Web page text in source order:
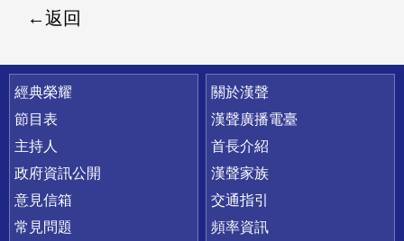
返回
快速連結
經典榮耀
節目表
主持人
政府資訊公開
意見信箱
常見問題
關於漢聲
漢聲廣播電臺
首長介紹
漢聲家族
交通指引
頻率資訊